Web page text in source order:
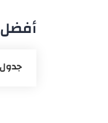
أفضل
جدول